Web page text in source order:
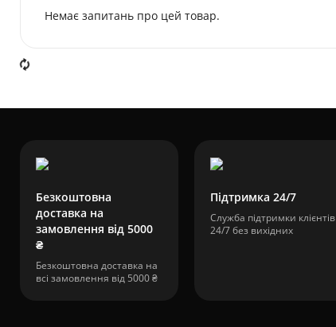
Немає запитань про цей товар.
Безкоштовна
доставка на
замовлення від 5000
₴
Безкоштовна доставка на
всі замовлення від 5000 ₴
Підтримка 24/7
Служба підтримки клієнтів
24/7 без вихідних